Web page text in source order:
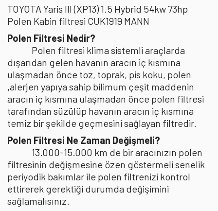
TOYOTA Yaris III (XP13) 1.5 Hybrid 54kw 73hp
Polen Kabin filtresi CUK1919 MANN
Polen Filtresi Nedir?
Polen filtresi klima sistemli araçlarda
dışarıdan gelen havanın aracın iç kısmına
ulaşmadan önce toz, toprak, pis koku, polen
,alerjen yapıya sahip bilimum çeşit maddenin
aracın iç kısmına ulaşmadan önce polen filtresi
tarafından süzülüp havanın aracın iç kısmına
temiz bir şekilde geçmesini sağlayan filtredir.
Polen Filtresi Ne Zaman Değişmeli?
13.000-15.000 km de bir aracınızın polen
filtresinin değişmesine özen göstermeli senelik
periyodik bakımlar ile polen filtrenizi kontrol
ettirerek gerektiği durumda değişimini
sağlamalısınız.